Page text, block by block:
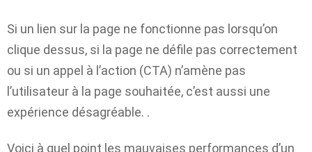
Si un lien sur la page ne fonctionne pas lorsqu’on
clique dessus, si la page ne défile pas correctement
ou si un appel à l’action (CTA) n’amène pas
l’utilisateur à la page souhaitée, c’est aussi une
expérience désagréable. .
Voici à quel point les mauvaises performances d’un